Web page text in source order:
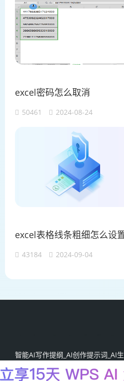
excel密码怎么取消
50461 2024-08-24
excel表格线条粗细怎么设
43184 2024-09-04
智能AI写作提纲_AI创作提示词_AI
粤ICP备13015957号